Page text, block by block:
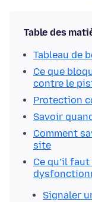
Table des
Tableau de
Ce que
contre le
Protection
Savoir
Comment
site
Ce qu’il
Signaler